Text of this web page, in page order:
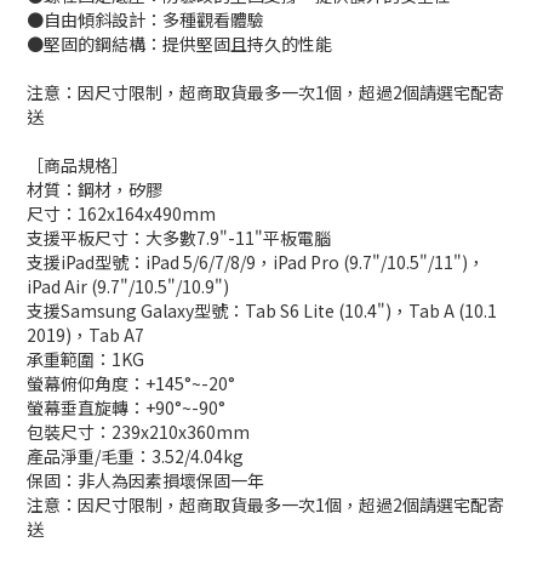
●自由傾斜設計：多種觀看體驗
●堅固的鋼結構：提供堅固且持久的性能
注意：因尺寸限制，超商取貨最多一次1個，超過2個請選宅配寄
送
［商品規格］
材質：鋼材，矽膠
尺寸：162x164x490mm
支援平板尺寸：大多數7.9"-11"平板電腦
支援iPad型號：iPad 5/6/7/8/9，iPad Pro (9.7"/10.5"/11")，
iPad Air (9.7"/10.5"/10.9")
支援Samsung Galaxy型號：Tab S6 Lite (10.4")，Tab A (10.1
2019)，Tab A7
承重範圍：1KG
螢幕俯仰角度：+145°~-20°
螢幕垂直旋轉：+90°~-90°
包裝尺寸：239x210x360mm
產品淨重/毛重：3.52/4.04kg
保固：非人為因素損壞保固一年
注意：因尺寸限制，超商取貨最多一次1個，超過2個請選宅配寄
送